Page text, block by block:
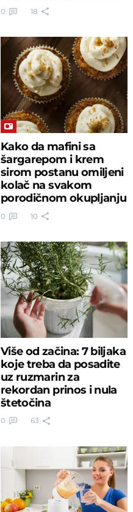
0 18
Kako da mafini sa
šargarepom i krem
sirom postanu omiljeni
kolač na svakom
porodičnom okupljanju
0 10
Više od začina: 7 biljaka
koje treba da posadite
uz ruzmarin za
rekordan prinos i nula
štetočina
0 63